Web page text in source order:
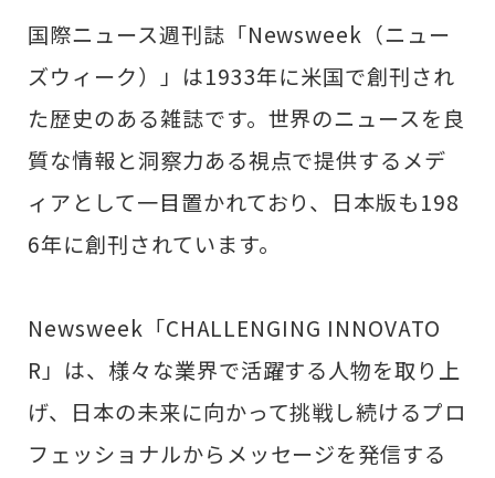
国際ニュース週刊誌「Newsweek（ニュー
ズウィーク）」は1933年に米国で創刊され
た歴史のある雑誌です。世界のニュースを良
質な情報と洞察力ある視点で提供するメデ
ィアとして一目置かれており、日本版も198
6年に創刊されています。
Newsweek「CHALLENGING INNOVATO
R」は、様々な業界で活躍する人物を取り上
げ、日本の未来に向かって挑戦し続けるプロ
フェッショナルからメッセージを発信する